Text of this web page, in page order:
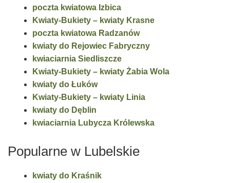
poczta kwiatowa Izbica
Kwiaty-Bukiety – kwiaty Krasne
poczta kwiatowa Radzanów
kwiaty do Rejowiec Fabryczny
kwiaciarnia Siedliszcze
Kwiaty-Bukiety – kwiaty Żabia Wola
kwiaty do Łuków
Kwiaty-Bukiety – kwiaty Linia
kwiaty do Dęblin
kwiaciarnia Lubycza Królewska
Popularne w Lubelskie
kwiaty do Kraśnik